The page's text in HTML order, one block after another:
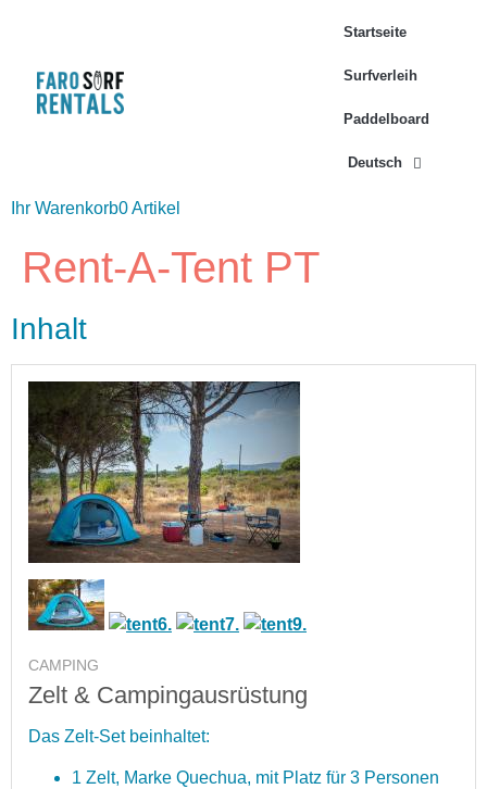
Startseite
Surfverleih
Paddelboard
Deutsch
Ihr Warenkorb0 Artikel
Rent-A-Tent PT
Inhalt
CAMPING
Zelt & Campingausrüstung
Das Zelt-Setbeinhaltet:
1 Zelt, Marke Quechua, mitPl atz für 3 Personen